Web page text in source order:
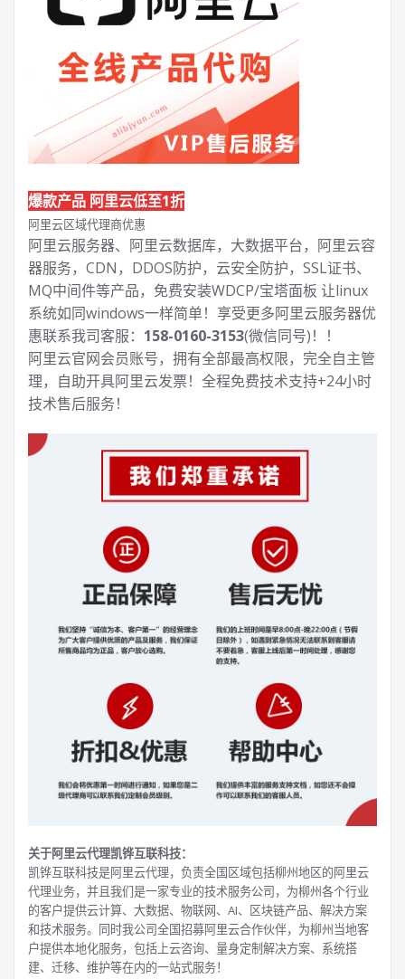
爆款产品 阿里云低至1折
阿里云区域代理商优惠
阿里云服务器、阿里云数据库，大数据平台，阿里云容
器服务，CDN，DDOS防护，云安全防护，SSL证书、
MQ中间件等产品，免费安装WDCP/宝塔面板 让linux
系统如同windows一样简单！享受更多阿里云服务器优
惠联系我司客服： 158-0160-3153(微信同号)！！
阿里云官网会员账号，拥有全部最高权限，完全自主管
理，自助开具阿里云发票！全程免费技术支持+24小时
技术售后服务！
关于阿里云代理凯铧互联科技：
凯铧互联科技是阿里云代理，负责全国区域包括柳州地区的阿里云
代理业务，并且我们是一家专业的技术服务公司，为柳州各个行业
的客户提供云计算、大数据、物联网、AI、区块链产品、解决方案
和技术服务。同时我公司全国招募阿里云合作伙伴，为柳州当地客
户提供本地化服务，包括上云咨询、量身定制解决方案、系统搭
建、迁移、维护等在内的一站式服务！